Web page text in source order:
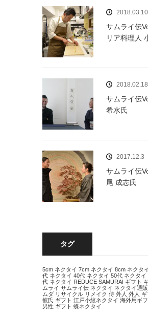
2018.03.10
サムライ伝
リア料理人
2018.02.18
サムライ伝
希水氏
2017.12.3
サムライ伝
尾 成志氏
タグ
5cm ネクタイ 7cm ネクタイ 8cm ネクタイ
代 ネクタイ 40代 ネクタイ 50代 ネクタイ
代 ネクタイ REDUCE SAMURAI ギフト
ムライ サムライ伝 ネクタイ ネクタイ通販
ムダ リサイクル リメイク 侍 外人 外人 ギ
彼氏 ギフト 江戸小紋ネクタイ 海外用ギフ
男性 ギフト 蝶ネクタイ